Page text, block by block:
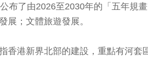
布了由2026至2030年的「五年規
展；文體旅遊發展。
香港新界北部的建設，重點有河套